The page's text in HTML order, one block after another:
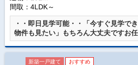
間取：4LDK～
・・即日見学可能・・「今すぐ見学で
物件も見たい」もちろん大丈夫ですお任
新築一戸建て おすすめ